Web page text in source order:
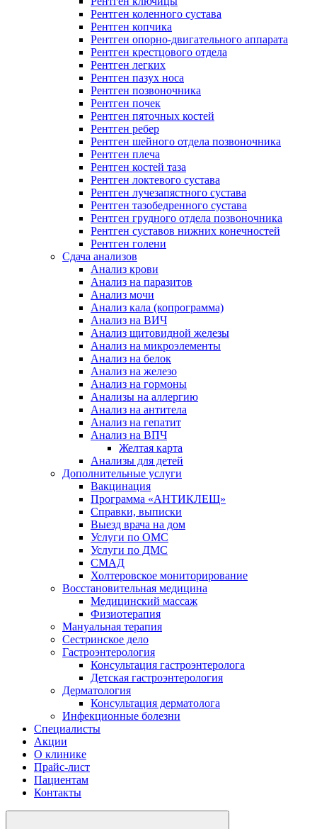
Рентген коленного сустава
Рентген копчика
Рентген опорно-двигательного аппарата
Рентген крестцового отдела
Рентген легких
Рентген пазух носа
Рентген позвоночника
Рентген почек
Рентген пяточных костей
Рентген ребер
Рентген шейного отдела позвоночника
Рентген плеча
Рентген костей таза
Рентген локтевого сустава
Рентген лучезапястного сустава
Рентген тазобедренного сустава
Рентген грудного отдела позвоночника
Рентген суставов нижних конечностей
Рентген голени
Сдача анализов
Анализ крови
Анализ на паразитов
Анализ мочи
Анализ кала (копрограмма)
Анализ на ВИЧ
Анализ щитовидной железы
Анализ на микроэлементы
Анализ на белок
Анализ на железо
Анализ на гормоны
Анализы на аллергию
Анализ на антитела
Анализ на гепатит
Анализ на ВПЧ
Желтая карта
Анализы для детей
Дополнительные услуги
Вакцинация
Программа «АНТИКЛЕЩ»
Справки, выписки
Выезд врача на дом
Услуги по ОМС
Услуги по ДМС
СМАД
Холтеровское мониторирование
Восстановительная медицина
Медицинский массаж
Физиотерапия
Мануальная терапия
Сестринское дело
Гастроэнтерология
Консультация гастроэнтеролога
Детская гастроэнтерология
Дерматология
Консультация дерматолога
Инфекционные болезни
Специалисты
Акции
О клинике
Прайс-лист
Пациентам
Контакты